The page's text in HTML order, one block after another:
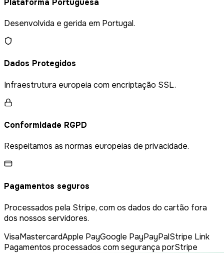
Plataforma Portuguesa
Desenvolvida e gerida em Portugal.
Dados Protegidos
Infraestrutura europeia com encriptação SSL.
Conformidade RGPD
Respeitamos as normas europeias de privacidade.
Pagamentos seguros
Processados pela Stripe, com os dados do cartão fora
dos nossos servidores.
VisaMastercardApple PayGoogle PayPayPalStripe Link
Pagamentos processados com segurança porStripe